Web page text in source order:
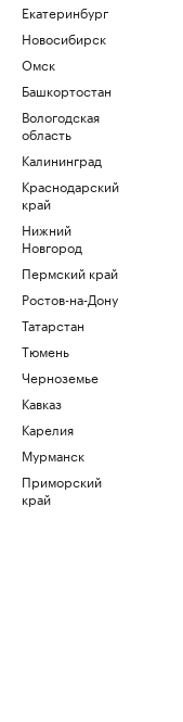
Екатеринбург
Новосибирск
Омск
Башкортостан
Вологодская
область
Калининград
Краснодарский
край
Нижний
Новгород
Пермский край
Ростов-на-Дону
Татарстан
Тюмень
Черноземье
Кавказ
Карелия
Мурманск
Приморский
край